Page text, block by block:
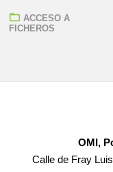
ACCESO A
FICHEROS
OMI,
Calle de Fray